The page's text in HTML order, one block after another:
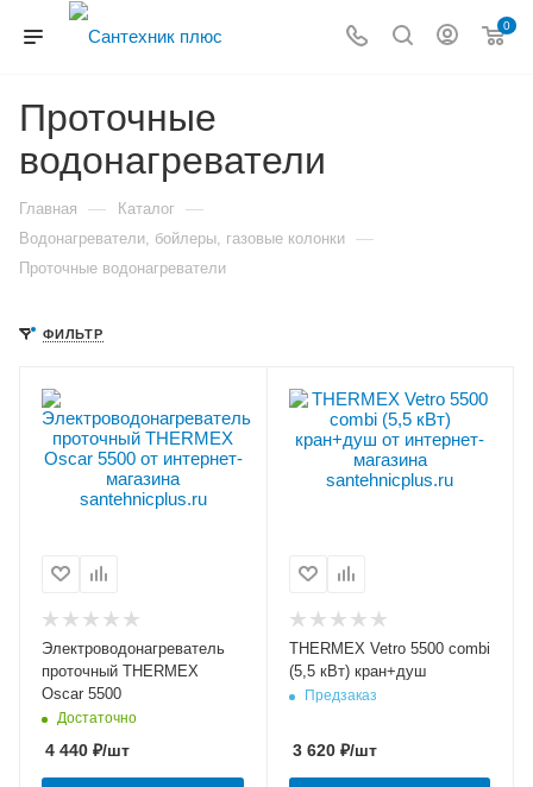
0
Проточные
водонагреватели
Главная — Каталог —
Водонагреватели, бойлеры, газовые колонки —
Проточные водонагреватели
ФИЛЬТР
Электроводонагреватель
проточный THERMEX
Oscar 5500
Достаточно
4 440 ₽/шт
THERMEX Vetro 5500 combi
(5,5 кВт) кран+душ
Предзаказ
3 620₽/шт